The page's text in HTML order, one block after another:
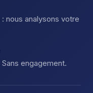
nous analysons votre
engagement.